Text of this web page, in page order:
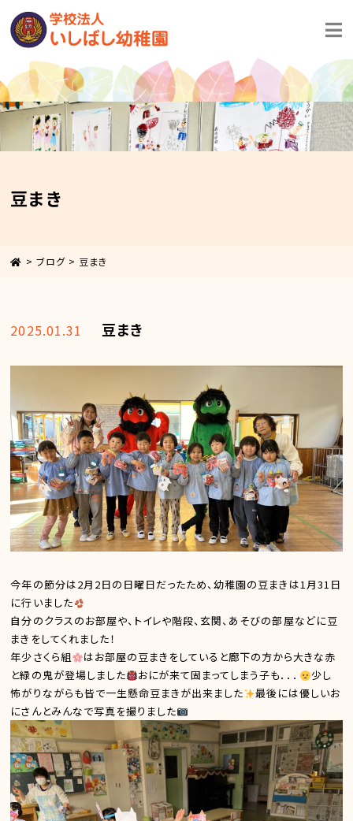
豆まき
> ブログ> 豆まき
2025.01.31 豆まき
今年の節分は2月2日の日曜日だったため、幼稚園の豆まきは1月31日
に行いました
自分のクラスのお部屋や、トイレや階段、玄関、あそびの部屋などに豆
まきをしてくれました！
年少さくら組
はお部屋の豆まきをしていると廊下の方から大きな赤
と緑の鬼が登場しました
おにが来て固まってしまう子も．．．
少し
怖がりながらも皆で一生懸命豆まきが出来ました
最後には優しいお
にさんとみんなで写真を撮りました